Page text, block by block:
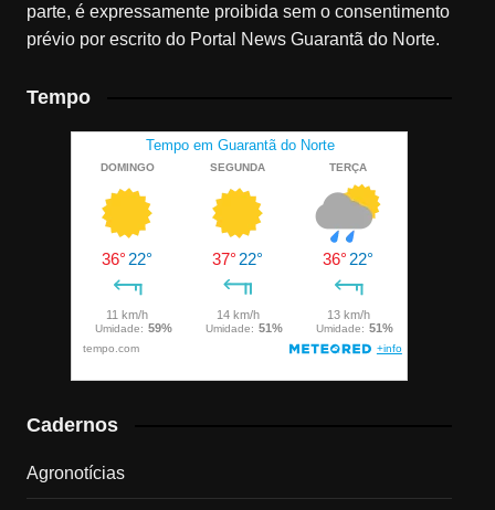
parte, é expressamente proibida sem o consentimento
prévio por escrito do Portal News Guarantã do Norte.
Tempo
Cadernos
Agronotícias